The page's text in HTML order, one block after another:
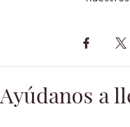
Ayúdanos a